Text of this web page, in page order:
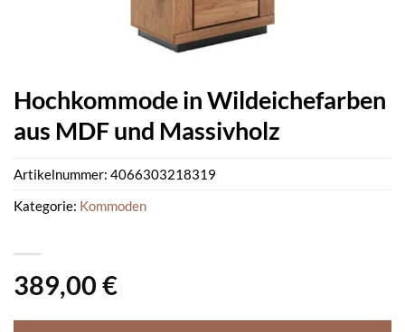
Hochkommode in Wildeichefarben
aus MDF und Massivholz
389,00 €
Artikelnummer: 4066303218319
Kategorie: Kommoden